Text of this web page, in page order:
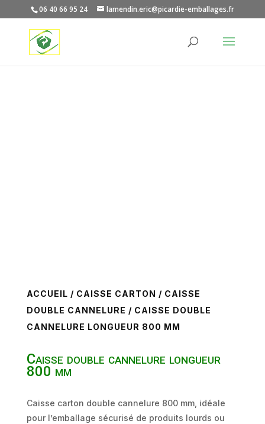
06 40 66 95 24 lamendin.eric@picardie-emballages.fr
ACCUEIL / CAISSE CARTON / CAISSE
DOUBLE CANNELURE / CAISSE DOUBLE
CANNELURE LONGUEUR 800 MM
Caisse double cannelure longueur
800 mm
Caisse carton double cannelure 800 mm, idéale
pour l’emballage sécurisé de produits lourds ou